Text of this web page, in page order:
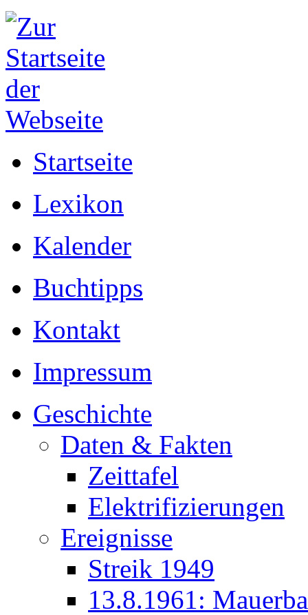
Startseite
Lexikon
Kalender
Buchtipps
Kontakt
Impressum
Geschichte
Daten & Fakten
Zeittafel
Elektrifizierungen
Ereignisse
Streik 1949
13.8.1961: